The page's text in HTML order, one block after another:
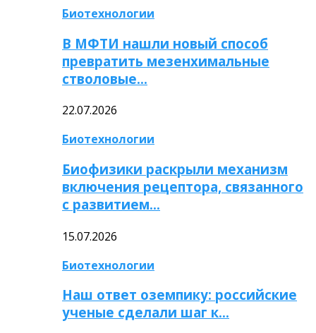
Биотехнологии
В МФТИ нашли новый способ
превратить мезенхимальные
стволовые…
22.07.2026
Биотехнологии
Биофизики раскрыли механизм
включения рецептора, связанного
с развитием…
15.07.2026
Биотехнологии
Наш ответ оземпику: российские
ученые сделали шаг к…